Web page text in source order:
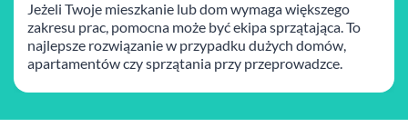
Jeżeli Twoje mieszkanie lub dom wymaga większego
zakresu prac, pomocna może być ekipa sprzątająca. To
najlepsze rozwiązanie w przypadku dużych domów,
apartamentów czy sprzątania przy przeprowadzce.